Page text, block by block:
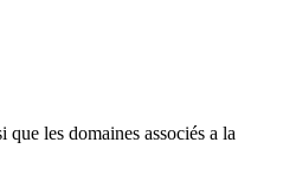
les domaines associés a la